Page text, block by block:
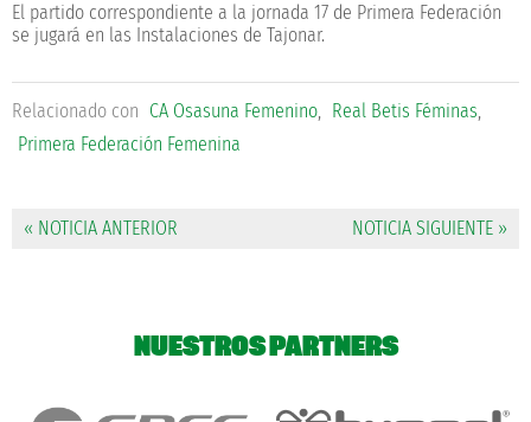
El partido correspondiente a la jornada 17 de Primera Federación
se jugará en las Instalaciones de Tajonar.
Relacionado con CA Osasuna Femenino, Real Betis Féminas,
Primera Federación Femenina
« NOTICIA ANTERIOR NOTICIA SIGUIENTE »
NUESTROS PARTNERS